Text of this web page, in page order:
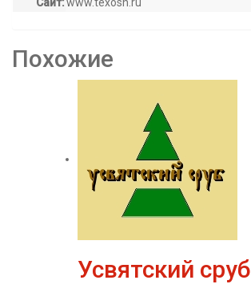
Похожие
Усвятский сруб